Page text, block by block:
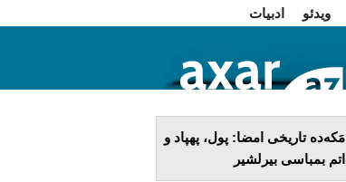
ویدئو
ادبیات
مَکه‌ده تاریخی امضا: پول، پهپاد و
اتم بمباسی بیرلشیر